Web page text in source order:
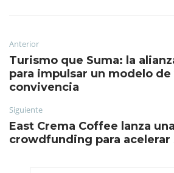
Anterior
Turismo que Suma: la
para impulsar un modelo de
convivencia
Siguiente
East Crema Coffee lanza
crowdfunding para acelerar